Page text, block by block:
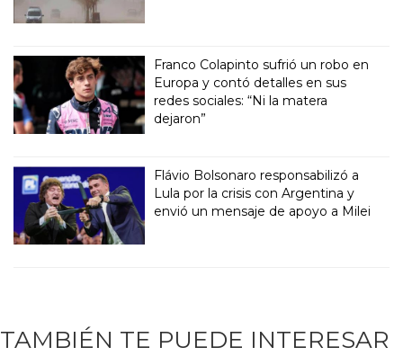
Franco Colapinto sufrió un robo en
Europa y contó detalles en sus
redes sociales: “Ni la matera
dejaron”
Flávio Bolsonaro responsabilizó a
Lula por la crisis con Argentina y
envió un mensaje de apoyo a Milei
TAMBIÉN TE PUEDE INTERESAR